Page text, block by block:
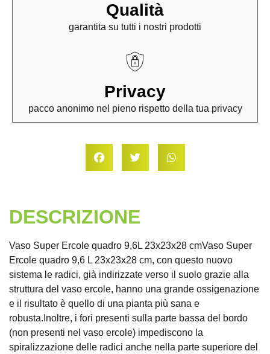
Qualità
garantita su tutti i nostri prodotti
Privacy
pacco anonimo nel pieno rispetto della tua privacy
DESCRIZIONE
Vaso Super Ercole quadro 9,6L 23x23x28 cmVaso Super
Ercole quadro 9,6 L 23x23x28 cm, con questo nuovo
sistema le radici, già indirizzate verso il suolo grazie alla
struttura del vaso ercole, hanno una grande ossigenazione
e il risultato è quello di una pianta più sana e
robusta.Inoltre, i fori presenti sulla parte bassa del bordo
(non presenti nel vaso ercole) impediscono la
spiralizzazione delle radici anche nella parte superiore del